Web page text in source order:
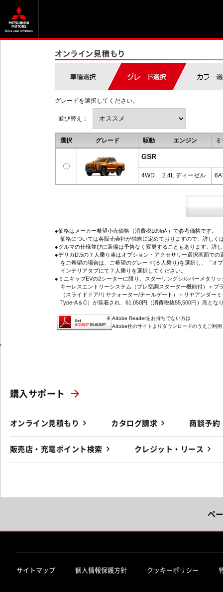
グレードを選択してください。
並び替え：
選択 グレード 駆動 エンジン
GSR
4WD 2.4L ディーゼル
●価格はメーカー希望小売価格（消費税10%込）で参考価格です。
価格については各販売会社が独自に定めておりますので、詳しく
●クルマの仕様並びに装備は予告なく変更することもあります。詳
●デリカD:5の７人乗り車はオプション・アクセサリー選択画面での
をご希望の場合は、ご希望のグレード(８人乗り)を選択し、「オ
インテリアタブにて７人乗りを選択してください。
●ミニキャブEVの2シーターに限り、スターリングシルバーメタリ
キーレスエントリーシステム（プレ空調スターター機能付）＋プ
（スライドドア/リヤクォーター/テールゲート）＋リヤアンダー
Type-A＆C）が装着され、61,050円（消費税抜55,500円）高とな
Adobe Readerをお持ちでない方は
Adobe社のサイトよりダウンロードのうえご利
'
購入サポート
オンライン見積もり カタログ請求 商談予約
販売店・充電ポイント検索 クレジット・リース
ペ
サイトマップ 個人情報保護方針 クッキーポリシー